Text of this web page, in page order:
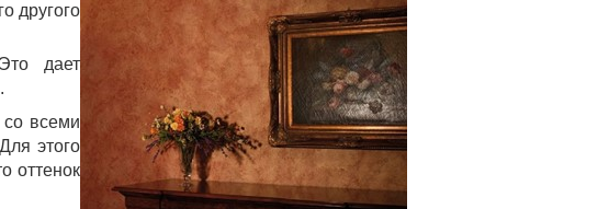
другого
дает
со всеми
этого
оттенок